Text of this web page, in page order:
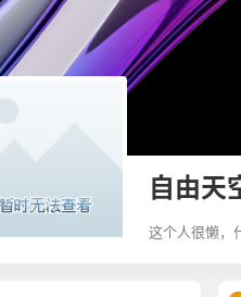
自由天
这个人很懒，